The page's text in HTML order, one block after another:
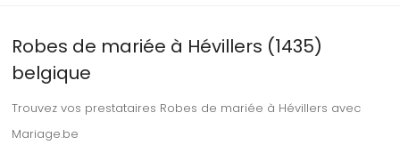
Robes de mariée à Hévillers (1435)
belgique
Trouvez vos prestataires Robes de mariée à Hévillers avec
Mariage.be